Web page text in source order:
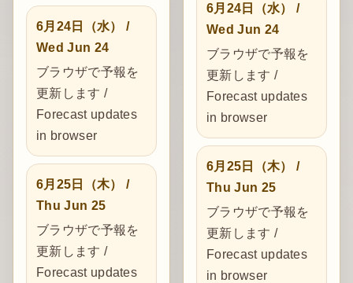
6月24日（水） /
Wed Jun 24
ブラウザで予報を
更新します /
Forecast updates
in browser
6月25日（木） /
Thu Jun 25
ブラウザで予報を
更新します /
Forecast updates
6月24日（水） /
Wed Jun 24
ブラウザで予報を
更新します /
Forecast updates
in browser
6月25日（木） /
Thu Jun 25
ブラウザで予報を
更新します /
Forecast updates
in browser